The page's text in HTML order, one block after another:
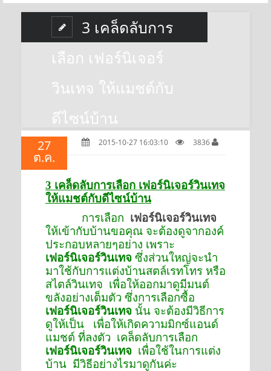
3 เคล็ดลับการ
เลือก เฟอร์นิเจอร์
วินเทจ ให้แมชต์กับ
ดีไซน์บ้าน
27
ต.ค.
2015-10-27 16:03:10 3836
3 เคล็ดลับการเลือก เฟอร์นิเจอร์วินเทจ
ให้แมชต์กับดีไซน์บ้าน
การเลือก เฟอร์นิเจอร์วินเทจ
ให้เข้ากับบ้านขอคุณ จะต้องดูจากองค์
ประกอบหลายๆอย่าง เพราะ
เฟอร์นิเจอร์วินเทจ ซึ่งส่วนใหญ่จะนำ
มาใช้กับการแต่งบ้านสตล์เรทโทร หรือ
สไตล์วินเทจ เพื่อให้ออกมาดูมีมนต์
ขลังอย่างเต็มตัว ซึ่งการเลือกซื้อ
เฟอร์นิเจอร์วินเทจ นั้น จะต้องมีวิธีการ
ดูให้เป็น เพื่อให้เกิดความมิกซ์แอนด์
แมชต์ ที่ลงตัว เคล็ดลับการเลือก
เฟอร์นิเจอร์วินเทจ เพื่อใช้ในการแต่ง
บ้าน มีวิธีอย่างไรมาดูกันค่ะ